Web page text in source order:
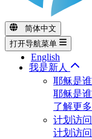
简体中文
English
打开导航菜单
我是新人
耶稣是谁
耶稣是谁
了解更
计划访问
计划访问